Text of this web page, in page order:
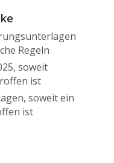
Regeln
soweit
ist
soweit ein
ist